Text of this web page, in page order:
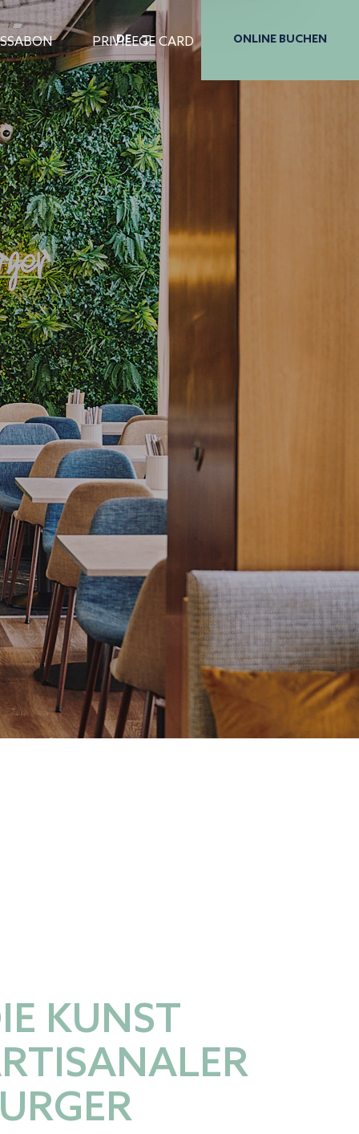
PRIVILEGE CARD
DE ONLINE BUCHEN
KUNST